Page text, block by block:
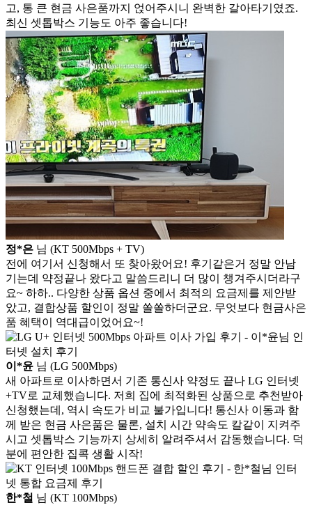
고, 통 큰 현금 사은품까지 얹어주시니 완벽한 갈아타기였죠.
최신 셋톱박스 기능도 아주 좋습니다!
정*은 님 (KT 500Mbps + TV)
전에 여기서 신청해서 또 찾아왔어요! 후기같은거 정말 안남
기는데 약정끝나 왔다고 말씀드리니 더 많이 챙겨주시더라구
요~ 하하.. 다양한 상품 옵션 중에서 최적의 요금제를 제안받
았고, 결합상품 할인이 정말 쏠쏠하더군요. 무엇보다 현금사은
품 혜택이 역대급이었어요~!
이*윤 님 (LG 500Mbps)
새 아파트로 이사하면서 기존 통신사 약정도 끝나 LG 인터넷
+TV로 교체했습니다. 저희 집에 최적화된 상품으로 추천받아
신청했는데, 역시 속도가 비교 불가입니다! 통신사 이동과 함
께 받은 현금 사은품은 물론, 설치 시간 약속도 칼같이 지켜주
시고 셋톱박스 기능까지 상세히 알려주셔서 감동했습니다. 덕
분에 편안한 집콕 생활 시작!
한*철 님 (KT 100Mbps)